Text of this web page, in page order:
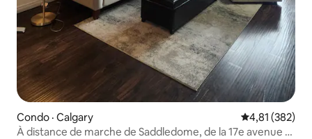
Condo · Calgary Note
4,81 (382)
À distance de marche de Saddledome, de la 17e avenue et